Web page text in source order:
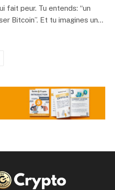
fait peur. Tu entends: “un
Bitcoin”. Et tu imagines un…